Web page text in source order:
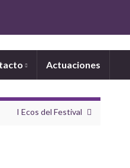
Actuaciones
I Ecos del Festival